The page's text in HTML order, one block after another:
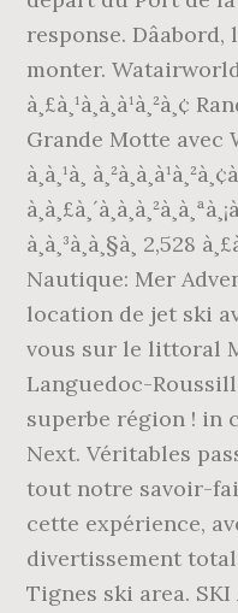
response.
monter.
Grande Motte avec
à¸à¸¹à¸
à¸à¸³à¸à¸§à¸ 2,528
Nautique: Mer
location de jet ski
vous sur le littoral
Languedoc-
superbe région ! in
Next. Véritables
tout notre savoir-
cette expérience,
divertissement
Tignes ski area. SKI